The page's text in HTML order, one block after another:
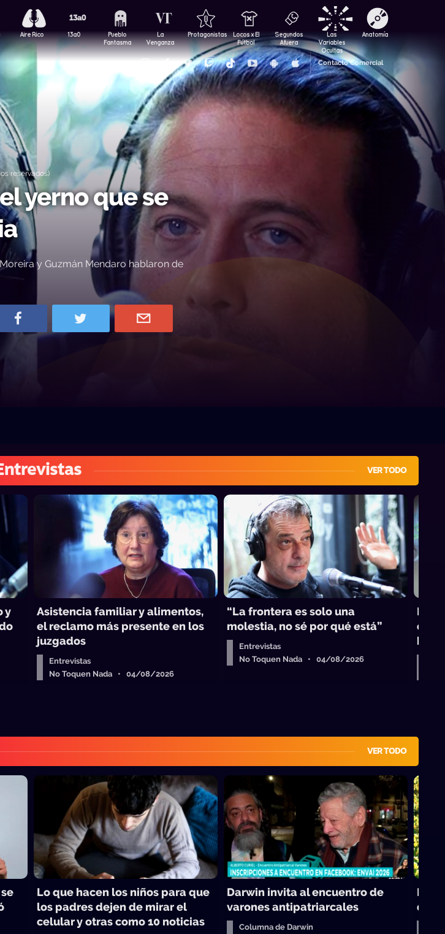
Aire Rico 13a0
Pueblo
Fantasma
La
Venganza
Protagonistas
Locos x El
Fútbol
Segundos
Afuera
Las
Variables
Ocultas
Anatomía
Contacto Comercial
reservados)
yerno que se
y Guzmán Mendaro hablaron de
VER TODO
y
Asistencia familiar y alimentos,
el reclamo más presente en los
juzgados
Entrevistas
No Toquen Nada • 04/08/2026
“La frontera es solo una
molestia, no sé por qué está”
Entrevistas
No Toquen Nada • 04/08/2026
El
VER TODO
Lo que hacen los niños para que
los padres dejen de mirar el
celular y otras como 10 noticias
Darwin invita al encuentro de
varones antipatriarcales
Columna de Darwin
de